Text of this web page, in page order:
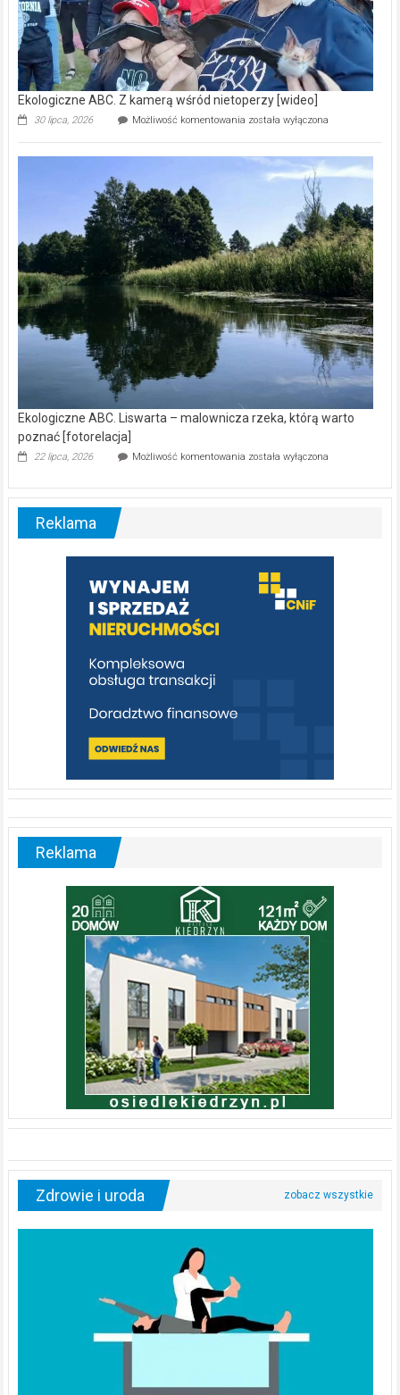
Ekologiczne ABC. Z kamerą wśród nietoperzy [wideo]
30 lipca, 2026 Możliwość komentowania Ekologiczne
kamerą
wśród
została wyłączona
Ekologiczne ABC. Liswarta – malownicza rzeka, którą warto
poznać [fotorelacja]
22 lipca, 2026 Możliwość komentowania Ekologiczne
–
warto
poznać
[fotorelacja]
została wyłączona
Reklama
Reklama
Zdrowie i uroda